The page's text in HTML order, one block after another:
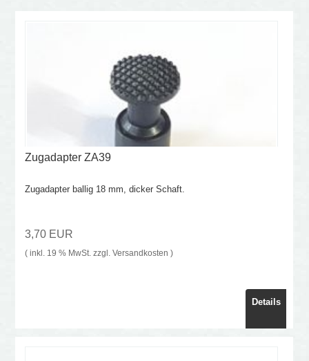
Zugadapter ZA39
Zugadapter ballig 18 mm, dicker Schaft.
3,70 EUR
( inkl. 19 % MwSt. zzgl. Versandkosten )
Details